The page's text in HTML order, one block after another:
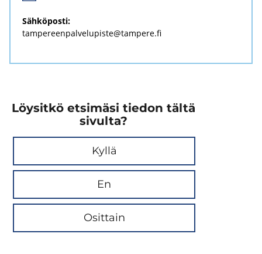
Säh­kö­pos­ti:
tam­pe­reen­pal­ve­lu­pis­te@tam­pe­re.fi
Löysitkö etsimäsi tiedon tältä
sivulta?
Kyllä
En
Osittain